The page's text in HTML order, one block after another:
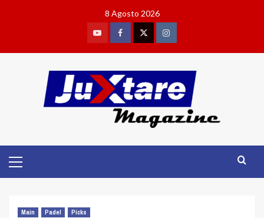
8 Agosto 2026
YoutubeFacebookTwitterInstagram
Menu
Main Padel Picks